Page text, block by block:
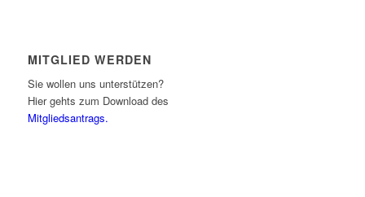
MITGLIED WERDEN
Sie wollen uns unterstützen?
Hier gehts zum Download des
Mitgliedsantrags.